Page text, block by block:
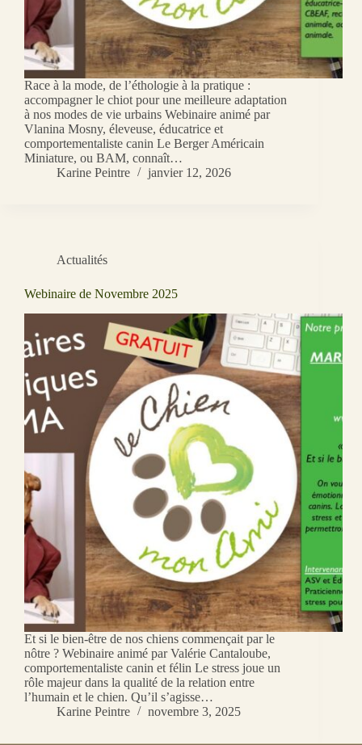
Race à la mode, de l’éthologie à la pratique :
accompagner le chiot pour une meilleure adaptation
à nos modes de vie urbains Webinaire animé par
Vlanina Mosny, éleveuse, éducatrice et
comportementaliste canin Le Berger Américain
Miniature, ou BAM, connaît…
Karine Peintre
janvier 12, 2026
Actualités
Webinaire de Novembre 2025
Et si le bien-être de nos chiens commençait par le
nôtre ? Webinaire animé par Valérie Cantaloube,
comportementaliste canin et félin Le stress joue un
rôle majeur dans la qualité de la relation entre
l’humain et le chien. Qu’il s’agisse…
Karine Peintre
novembre 3, 2025